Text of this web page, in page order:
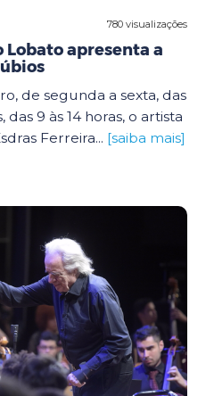
780 visualizações
apresenta a
de segunda a sexta, das
das 9 às 14 horas, o artista
Ferreira... [saiba mais]